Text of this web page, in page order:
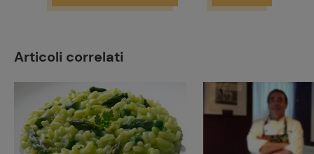
Articoli correlati